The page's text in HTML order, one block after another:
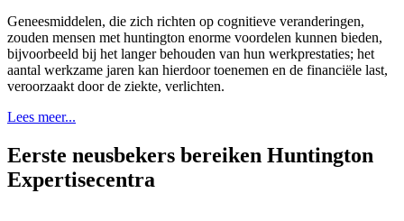
Geneesmiddelen, die zich richten op cognitieve veranderingen,
zouden mensen met huntington enorme voordelen kunnen bieden,
bijvoorbeeld bij het langer behouden van hun werkprestaties; het
aantal werkzame jaren kan hierdoor toenemen en de financiële last,
veroorzaakt door de ziekte, verlichten.
Lees meer...
Eerste neusbekers bereiken Huntington
Expertisecentra